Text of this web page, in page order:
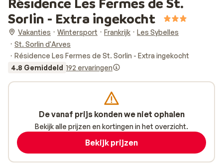
Sorlin - Extra ingekocht
Vakanties Wintersport Frankrijk
Les Sybelles
St. Sorlin d'Arves
Résidence Les Fermes de St. Sorlin - Extra ingekocht
4.8 Gemiddeld 192 ervaringen
De vanaf prijs konden we niet ophalen
Bekijk alle prijzen en kortingen in het overzicht.
Bekijk prijzen